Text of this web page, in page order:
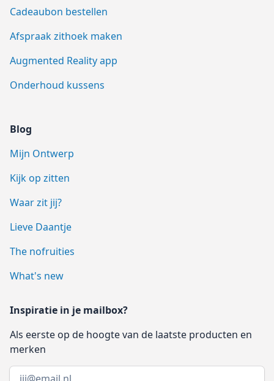
Cadeaubon bestellen
Afspraak zithoek maken
Augmented Reality app
Onderhoud kussens
Blog
Mijn Ontwerp
Kijk op zitten
Waar zit jij?
Lieve Daantje
The nofruities
What's new
Inspiratie in je mailbox?
Als eerste op de hoogte van de laatste producten en
merken
Email address